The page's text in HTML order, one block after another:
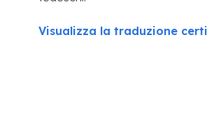
Visualizza la traduzione